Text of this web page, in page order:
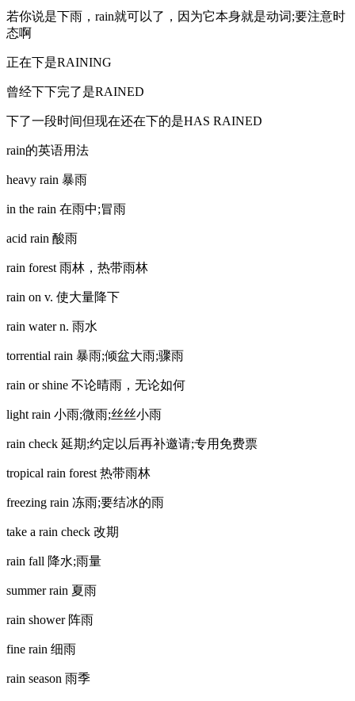
若你说是下雨，rain就可以了，因为它本身就是动词;要注意时
态啊
正在下是RAINING
曾经下下完了是RAINED
下了一段时间但现在还在下的是HAS RAINED
rain的英语用法
heavy rain 暴雨
in the rain 在雨中;冒雨
acid rain 酸雨
rain forest 雨林，热带雨林
rain on v. 使大量降下
rain water n. 雨水
torrential rain 暴雨;倾盆大雨;骤雨
rain or shine 不论晴雨，无论如何
light rain 小雨;微雨;丝丝小雨
rain check 延期;约定以后再补邀请;专用免费票
tropical rain forest 热带雨林
freezing rain 冻雨;要结冰的雨
take a rain check 改期
rain fall 降水;雨量
summer rain 夏雨
rain shower 阵雨
fine rain 细雨
rain season 雨季